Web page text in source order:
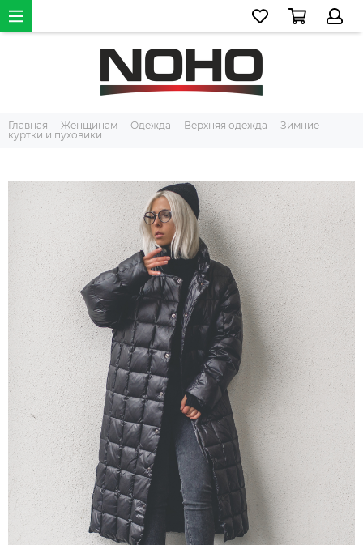
Главная Женщинам Одежда Верхняя одежда
Зимние
куртки и пуховики